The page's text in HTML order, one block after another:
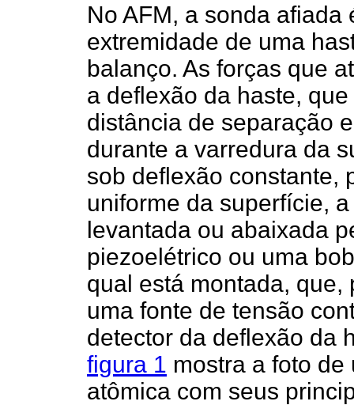
No AFM, a sonda
extremidade de uma
balanço. As forças que
a deflexão da haste,
distância de separação
durante a varredura da
sob deflexão constante,
uniforme da superfície,
levantada ou abaixada
piezoelétrico ou uma
qual está montada,
uma fonte de tensão
detector da deflexão da
figura 1 mostra a foto
atômica com seus